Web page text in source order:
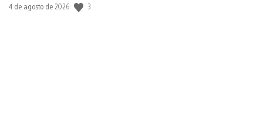
Fecha
4 de agosto de 2026 3